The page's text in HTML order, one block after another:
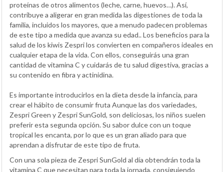
proteínas de otros alimentos (leche, carne, huevos…). Así,
contribuye a aligerar en gran medida las digestiones de toda la
familia, incluidos los mayores, que a menudo padecen problemas
de este tipo a medida que avanza su edad.. Los beneficios para la
salud de los kiwis Zespri los convierten en compañeros ideales en
cualquier etapa de la vida. Con ellos, conseguirás una gran
cantidad de vitamina C y cuidarás de tu salud digestiva, gracias a
su contenido en fibra y actinidina.
Es importante introducirlos en la dieta desde la infancia, para
crear el hábito de consumir fruta Aunque las dos variedades,
Zespri Green y Zespri SunGold, son deliciosas, los niños suelen
preferir esta segunda opción. Su sabor dulce con un toque
tropical les encanta, por lo que es un gran aliado para que
aprendan a disfrutar de este tipo de fruta.
Con una sola pieza de Zespri SunGold al día obtendrán toda la
vitamina C que necesitan para toda la jornada, consiguiendo